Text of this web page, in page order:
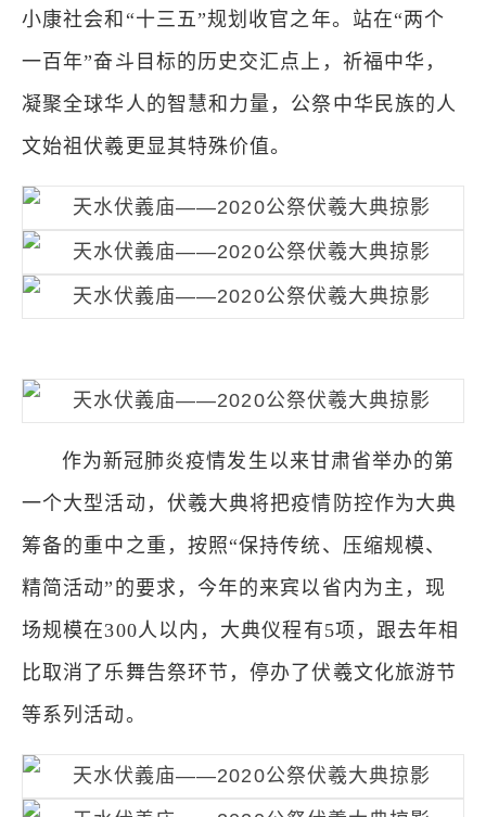
小康社会和“十三五”规划收官之年。站在“两个
一百年”奋斗目标的历史交汇点上，祈福中华，
凝聚全球华人的智慧和力量，公祭中华民族的人
文始祖伏羲更显其特殊价值。
作为新冠肺炎疫情发生以来甘肃省举办的第
一个大型活动，伏羲大典将把疫情防控作为大典
筹备的重中之重，按照“保持传统、压缩规模、
精简活动”的要求，今年的来宾以省内为主，现
场规模在300人以内，大典仪程有5项，跟去年相
比取消了乐舞告祭环节，停办了伏羲文化旅游节
等系列活动。